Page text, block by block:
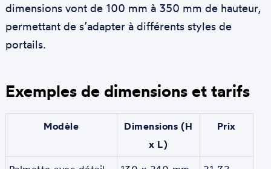
dimensions vont de 100 mm à 350 mm de hauteur,
permettant de s’adapter à différents styles de
portails.
Exemples de dimensions et tarifs
Modèle
Dimensions (H
x L)
Prix